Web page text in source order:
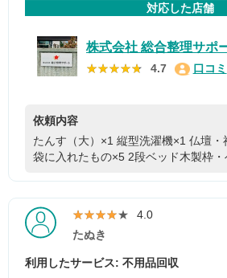
対応した店舗
株式会社 総合整理サポ
★★★★★
★★★★★ 4.7 口コミ
依頼内容
たんす（大）×1 縦型洗濯機×1 仏壇・
袋に入れたもの×5 2段ベッド木製枠・
★★★★★
★★★★★ 4.0
たぬき
利用したサービス: 不用品回収